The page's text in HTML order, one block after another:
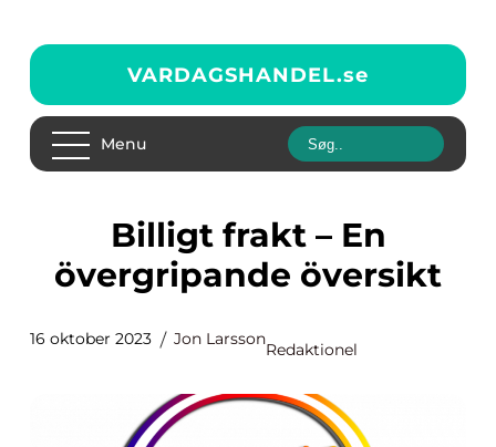
VARDAGSHANDEL.se
Menu
Billigt frakt – En
övergripande översikt
16 oktober 2023 Jon Larsson
Redaktionel